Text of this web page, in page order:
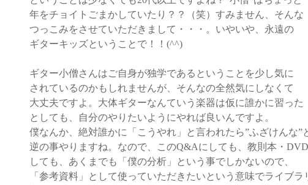
年をチョイトごまかしていたり？？（笑）すみません、そんな
つっこみをさせていただきまして・・・。いやいや、永遠の
ギターキッズということで！！(^^)
ギター小僧さんはご自身が独学であるということを少し気に
されているのかもしれませんが、そんなの全然気にしなくて
大丈夫ですよ。大体ギターなんていう楽器は仮に誰かに習った
としても、自分のやりたいようにやれば良いんですよ。
僕なんか、絶対誰かに「こうやれ」と言われたら”ふざけんな”
逆の事やりますね。なので、このQ&Aにしても、教則本・
しても、あくまでも「僕の分析」という事でしかないので、
「参考資料」として使っていただきたいという意味でライブラ